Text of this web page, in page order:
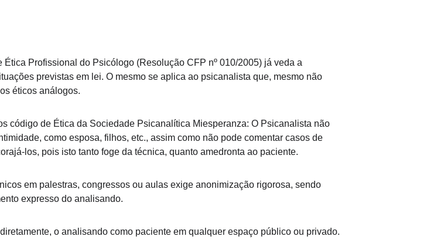
Profissional do Psicólogo (Resolução CFP nº 010/2005) já veda a
previstas em lei. O mesmo se aplica ao psicanalista que, mesmo não
éticos análogos.
código de Ética da Sociedade Psicanalítica Miesperanza: O Psicanalista não
como esposa, filhos, etc., assim como não pode comentar casos de
los, pois isto tanto foge da técnica, quanto amedronta ao paciente.
em palestras, congressos ou aulas exige anonimização rigorosa, sendo
expresso do analisando.
o analisando como paciente em qualquer espaço público ou privado.